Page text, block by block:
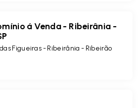
á Venda - Ribeirânia -
Figueiras -Ribeirânia - Ribeirão